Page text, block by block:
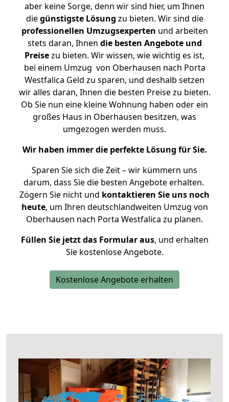
aber keine Sorge, denn wir sind hier, um Ihnen
diegünstigste Lösung zu bieten. Wir sind die
professionellen Umzugsexperten und arbeiten
stets daran, Ihnen die besten Angebote und
Preisezu bieten. Wir wissen, wie wichtig es ist,
bei einem Umzug von Oberhausen nach Porta
Westfalica Geld zu sparen, und deshalb setzen
wir alles daran, Ihnen die besten Preise zu bieten.
Ob Sie nun eine kleine Wohnung haben oder ein
großes Haus in Oberhausen besitzen, was
umgezogen werden muss.
Wir haben immer die perfekte Lösung für Sie.
Sparen Sie sich die Zeit – wir kümmern uns
darum, dass Sie die besten Angebote erhalten.
Zögern Sie nicht und kontaktieren Sie uns noch
heute, um Ihren deutschlandweiten Umzug von
Oberhausen nach Porta Westfalica zu planen.
Füllen Sie jetzt das Formular aus, und erhalten
Sie kostenlose Angebote.
Kostenlose Angebote erhalten